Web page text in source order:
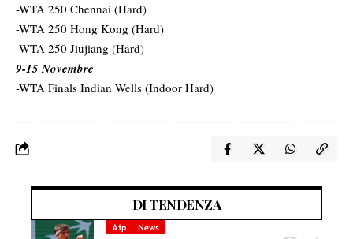
-WTA 250 Chennai (Hard)
-WTA 250 Hong Kong (Hard)
-WTA 250 Jiujiang (Hard)
9-15 Novembre
-WTA Finals Indian Wells (Indoor Hard)
DI TENDENZA
Atp News